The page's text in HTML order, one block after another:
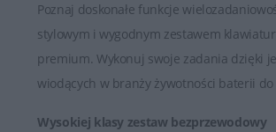
Poznaj doskonałe funkcje
stylowym i wygodnym zestawem
premium. Wykonuj swoje zadania dzięki
wiodących w branży żywotności baterii do
Wysokiej klasy zestaw bezprzewodowy